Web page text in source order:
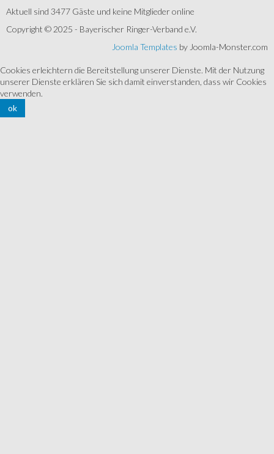
Aktuell sind 3477 Gäste und keine Mitglieder online
Copyright © 2025 - Bayerischer Ringer-Verband e.V.
Joomla Templates by Joomla-Monster.com
Cookies erleichtern die Bereitstellung unserer Dienste. Mit der Nutzung
unserer Dienste erklären Sie sich damit einverstanden, dass wir Cookies
verwenden.
ok